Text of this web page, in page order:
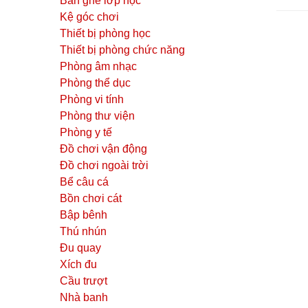
Kệ góc chơi
Thiết bị phòng học
Thiết bị phòng chức năng
Phòng âm nhạc
Phòng thể dục
Phòng vi tính
Phòng thư viện
Phòng y tế
Đồ chơi vận động
Đồ chơi ngoài trời
Bể câu cá
Bồn chơi cát
Bập bênh
Thú nhún
Đu quay
Xích đu
Cầu trượt
Nhà banh